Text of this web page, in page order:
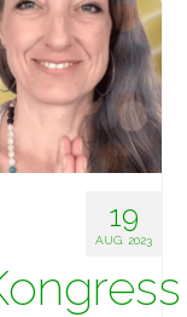
19
AUG. 2023